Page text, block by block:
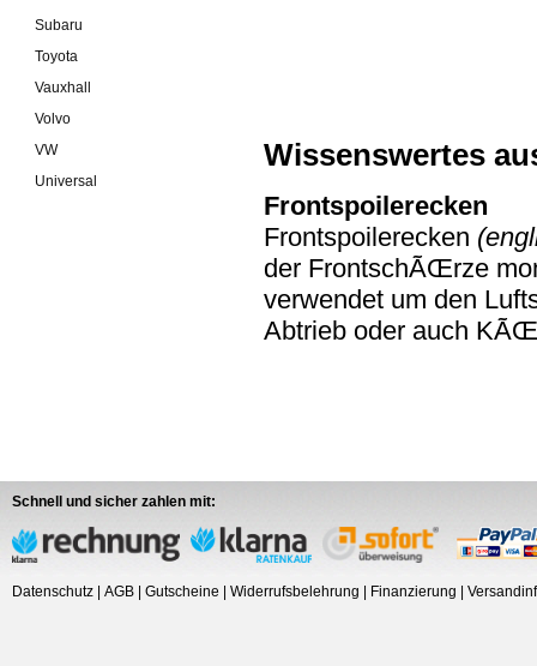
Wissenswertes
Frontspoilerecken
Frontspoilerecken
der FrontschÃŒrze
verwendet um den
Abtrieb oder auch
Subaru
Toyota
Vauxhall
Volvo
VW
Universal
Schnell und sicher zahlen mit:
Datenschutz AGB Gutscheine Widerrufsbelehrung Finanzierung